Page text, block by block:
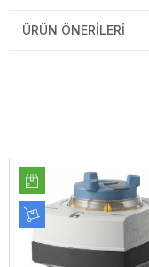
ÜRÜN ÖNERILERI